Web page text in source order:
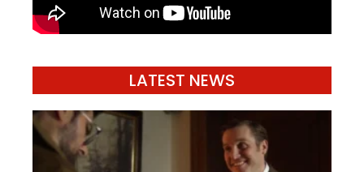
LATEST NEWS